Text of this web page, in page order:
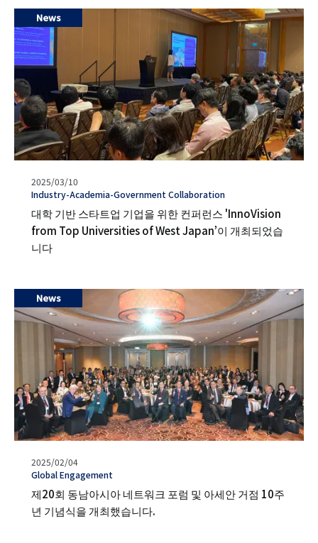
News
발
행
2025/03/10
タ
Industry-Academia-Government Collaboration
대학 기반 스타트업 기업을 위한 컨퍼런스 'InnoVision
from Top Universities of West Japan’이 개최되었습
니다
News
발
행
2025/02/04
タ
Global Engagement
제20회 동남아시아 네트워크 포럼 및 아세안 거점 10주
년 기념식을 개최했습니다.